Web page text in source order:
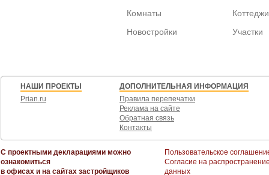
Комнаты
Новостройки
Коттеджи
Участки
НАШИ ПРОЕКТЫ
Prian.ru
ДОПОЛНИТЕЛЬНАЯ ИНФОРМАЦИЯ
Правила перепечатки
Реклама на сайте
Обратная связь
Контакты
С проектными декларациями можно
ознакомиться
в офисах и на сайтах застройщиков
Пользовательское
Согласие на
данных